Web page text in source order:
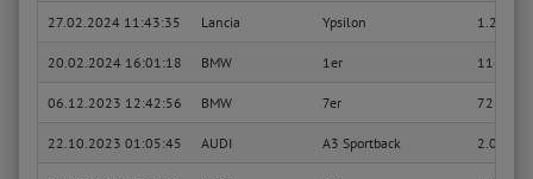
27.02.2024 11:43:35 Lancia Ypsilon 1.2
20.02.2024 16:01:18 BMW 1er 116i
06.12.2023 12:42:56 BMW 7er 728i, iL
22.10.2023 01:05:45 AUDI A3 Sportback 2.0 TDI